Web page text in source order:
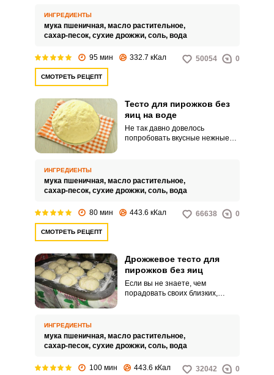
теста.
ИНГРЕДИЕНТЫ
мука пшеничная, масло растительное,
сахар-песок, сухие дрожжи, соль, вода
95 мин 332.7 кКал 50054 0
СМОТРЕТЬ РЕЦЕПТ
Тесто для пирожков без
яиц на воде
Не так давно довелось
попробовать вкусные нежные
ИНГРЕДИЕНТЫ
мука пшеничная, масло растительное,
сахар-песок, сухие дрожжи, соль, вода
80 мин 443.6 кКал 66638 0
СМОТРЕТЬ РЕЦЕПТ
Дрожжевое тесто для
пирожков без яиц
Если вы не знаете, чем
порадовать своих близких,
рецептом дрожжевого теста для
пирожков без использования
ИНГРЕДИЕНТЫ
мука пшеничная, масло растительное,
сахар-песок, сухие дрожжи, соль, вода
100 мин 443.6 кКал 32042 0